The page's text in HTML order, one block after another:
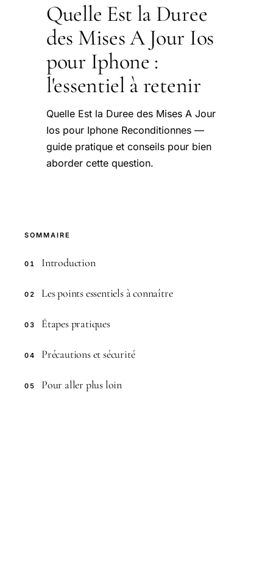
Quelle Est la Duree
des Mises A Jour Ios
pour Iphone :
l'essentiel à retenir
Quelle Est la Duree des Mises A Jour
Ios pour Iphone Reconditionnes —
guide pratique et conseils pour bien
aborder cette question.
SOMMAIRE
01 Introduction
02 Les points essentiels à connaître
03 Étapes pratiques
04 Précautions et sécurité
05 Pour aller plus loin